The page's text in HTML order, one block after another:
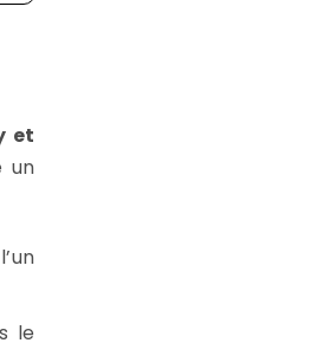
et
un
le